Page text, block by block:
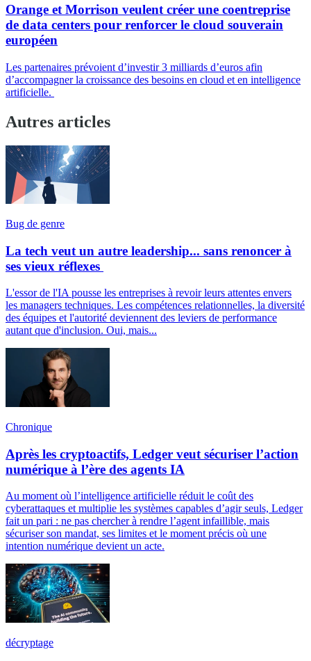
Orange et Morrison veulent créer une coentreprise
de data centers pour renforcer le cloud souverain
européen
Les partenaires prévoient d’investir 3 milliards d’euros afin
d’accompagner la croissance des besoins en cloud et en intelligence
artificielle.
Autres articles
Bug de genre
La tech veut un autre leadership... sans renoncer à
ses vieux réflexes
L'essor de l'IA pousse les entreprises à revoir leurs attentes envers
les managers techniques. Les compétences relationnelles, la diversité
des équipes et l'autorité deviennent des leviers de performance
autant que d'inclusion. Oui, mais...
Chronique
Après les cryptoactifs, Ledger veut sécuriser l’action
numérique à l’ère des agents IA
Au moment où l’intelligence artificielle réduit le coût des
cyberattaques et multiplie les systèmes capables d’agir seuls, Ledger
fait un pari : ne pas chercher à rendre l’agent infaillible, mais
sécuriser son mandat, ses limites et le moment précis où une
intention numérique devient un acte.
décryptage